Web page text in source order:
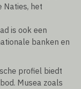
Naties, het
is ook een
banken en
profiel biedt
Musea zoals